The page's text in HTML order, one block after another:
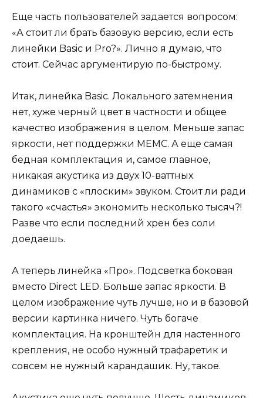
Еще часть пользователей задается вопросом:
«А стоит ли брать базовую версию, если есть
линейки Basic и Pro?». Лично я думаю, что
стоит. Сейчас аргументирую по-быстрому.
Итак, линейка Basic. Локального затемнения
нет, хуже черный цвет в частности и общее
качество изображения в целом. Меньше запас
яркости, нет поддержки MEMC. А еще самая
бедная комплектация и, самое главное,
никакая акустика из двух 10-ваттных
динамиков с «плоским» звуком. Стоит ли ради
такого «счастья» экономить несколько тысяч?!
Разве что если последний хрен без соли
доедаешь.
А теперь линейка «Про». Подсветка боковая
вместо Direct LED. Больше запас яркости. В
целом изображение чуть лучше, но и в базовой
версии картинка ничего. Чуть богаче
комплектация. На кронштейн для настенного
крепления, не особо нужный трафаретик и
совсем не нужный карандашик. Ну, такое.